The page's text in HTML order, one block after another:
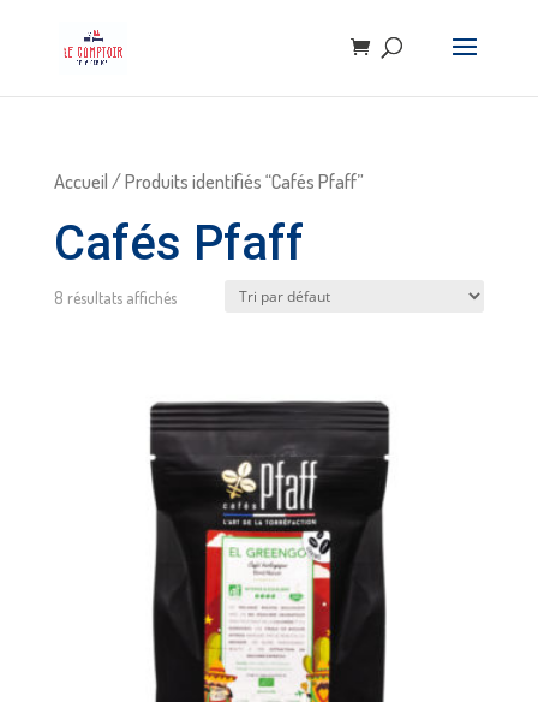
Accueil/ Produits identifiés “Cafés Pfaff”
Cafés Pfaff
8 résultats affichés